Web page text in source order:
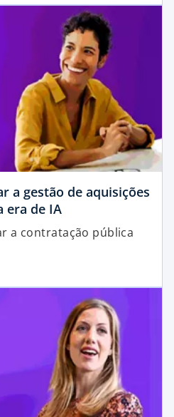
a gestão de aquisições
era de IA
a contratação pública